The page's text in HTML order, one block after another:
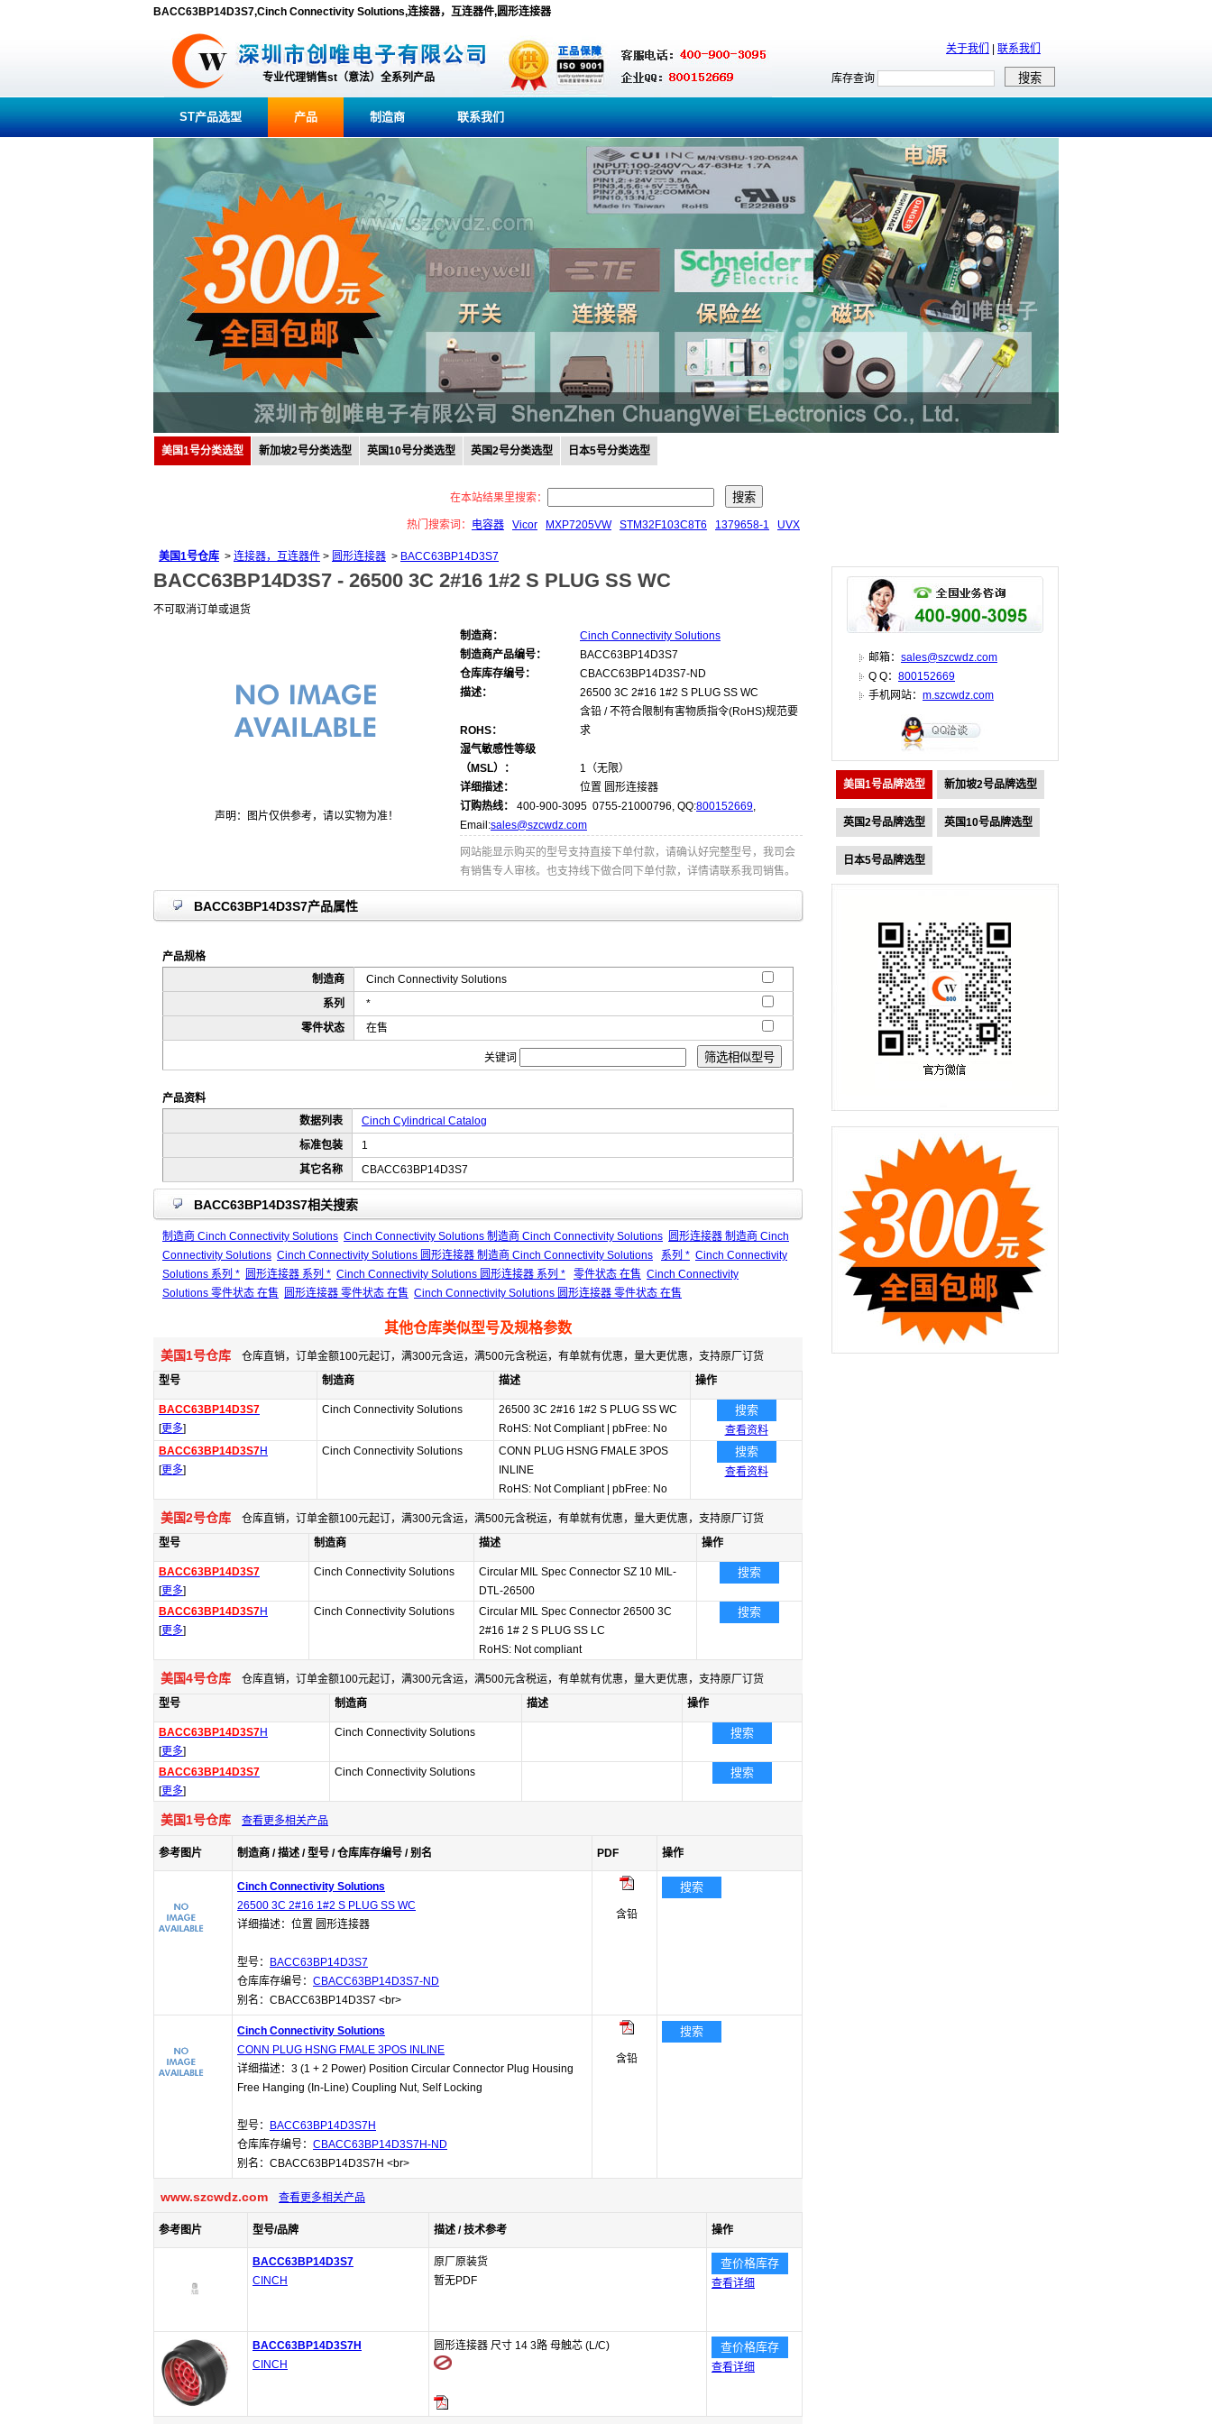
BACC63BP14D3S7,Cinch Connectivity Solutions,连接器，互连器件,圆形连接器
专业代理销售st（意法）全系列产品
关于我们 联系我们
库存查询
ST产品选型 产品 制造商 联系我们
美国1号分类选型 新加坡2号分类选型 英国10号分类选型 英国2号分类选型 日本5号分类选型
在本站结果里搜索：
热门搜索词： 电容器 Vicor MXP7205VW STM32F103C8T6 1379658-1 UVX
美国1号仓库 > 连接器，互连器件 > 圆形连接器 > BACC63BP14D3S7
BACC63BP14D3S7 - 26500 3C 2#16 1#2 S PLUG SS WC
不可取消订单或退货
声明：图片仅供参考，请以实物为准！
制造商：
Cinch Connectivity Solutions
制造商产品编号：
BACC63BP14D3S7
仓库库存编号：
CBACC63BP14D3S7-ND
描述：
26500 3C 2#16 1#2 S PLUG SS WC
ROHS：
含铅 / 不符合限制有害物质指令(RoHS)规范要
求
湿气敏感性等级
（MSL）：
1（无限）
详细描述：
位置 圆形连接器
订购热线：
400-900-3095 0755-21000796, QQ:800152669,
Email:sales@szcwdz.com
网站能显示购买的型号支持直接下单付款，请确认好完整型号，我司会
有销售专人审核。也支持线下做合同下单付款，详情请联系我司销售。
BACC63BP14D3S7产品属性
产品规格
制造商
Cinch Connectivity Solutions
系列
*
零件状态
在售
关键词
产品资料
数据列表
Cinch Cylindrical Catalog
标准包装
1
其它名称
CBACC63BP14D3S7
BACC63BP14D3S7相关搜索
制造商 Cinch Connectivity Solutions Cinch Connectivity Solutions 制造商 Cinch Connectivity Solutions 圆形连接器 制造商 Cinch
Connectivity Solutions Cinch Connectivity Solutions 圆形连接器 制造商 Cinch Connectivity Solutions 系列 * Cinch Connectivity
Solutions 系列 * 圆形连接器 系列 * Cinch Connectivity Solutions 圆形连接器 系列 * 零件状态 在售 Cinch Connectivity
Solutions 零件状态 在售
圆形连接器 零件状态 在售 Cinch Connectivity Solutions 圆形连接器 零件状态 在售
其他仓库类似型号及规格参数
美国1号仓库 仓库直销，订单金额100元起订，满300元含运，满500元含税运，有单就有优惠，量大更优惠，支持原厂订货
型号
制造商 描述 操作
BACC63BP14D3S7
[更多]
Cinch Connectivity Solutions
26500 3C 2#16 1#2 S PLUG SS WC
RoHS: Not Compliant pbFree: No
搜索
查看资料
BACC63BP14D3S7H
[更多]
Cinch Connectivity Solutions
CONN PLUG HSNG FMALE 3POS
INLINE
RoHS: Not Compliant pbFree: No
搜索
查看资料
美国2号仓库 仓库直销，订单金额100元起订，满300元含运，满500元含税运，有单就有优惠，量大更优惠，支持原厂订货
型号
制造商 描述 操作
BACC63BP14D3S7
[更多]
Cinch Connectivity Solutions
Circular MIL Spec Connector SZ 10 MIL-
DTL-26500
搜索
BACC63BP14D3S7H
[更多]
Cinch Connectivity Solutions
Circular MIL Spec Connector 26500 3C
2#16 1# 2 S PLUG SS LC
RoHS: Not compliant
搜索
美国4号仓库 仓库直销，订单金额100元起订，满300元含运，满500元含税运，有单就有优惠，量大更优惠，支持原厂订货
型号
制造商 描述 操作
BACC63BP14D3S7H
[更多]
Cinch Connectivity Solutions 搜索
BACC63BP14D3S7
[更多]
Cinch Connectivity Solutions 搜索
美国1号仓库 查看更多相关产品
参考图片 制造商 / 描述 / 型号 / 仓库库存编号 / 别名 PDF 操作
Cinch Connectivity Solutions
26500 3C 2#16 1#2 S PLUG SS WC
详细描述：位置 圆形连接器
型号：
BACC63BP14D3S7
仓库库存编号： CBACC63BP14D3S7-ND
别名：CBACC63BP14D3S7 <br>
含铅
搜索
Cinch Connectivity Solutions
CONN PLUG HSNG FMALE 3POS INLINE
详细描述：3 (1 + 2 Power) Position Circular Connector Plug Housing
Free Hanging (In-Line) Coupling Nut, Self Locking
型号：
BACC63BP14D3S7H
仓库库存编号： CBACC63BP14D3S7H-ND
别名：CBACC63BP14D3S7H <br>
含铅
搜索
www.szcwdz.com 查看更多相关产品
参考图片 型号/品牌 描述 / 技术参考 操作
BACC63BP14D3S7
CINCH
原厂原装货
暂无PDF
查价格库存
查看详细
BACC63BP14D3S7H
CINCH
圆形连接器 尺寸 14 3路 母触芯 (L/C) 查价格库存
查看详细
邮箱： sales@szcwdz.com
Q Q： 800152669
手机网站： m.szcwdz.com
美国1号品牌选型 新加坡2号品牌选型
英国2号品牌选型 英国10号品牌选型
日本5号品牌选型